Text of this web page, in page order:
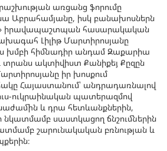
առցանց ֆորումը
Աբրահամյանը, իսկ բանախոսներն
իրավապաշտպան հասարակական
Լիլիթ Մարտիրոսյանը
խմբի հիմնադիր անդամ Զաքարիա
տրանս ակտիվիստ Քանիքեյ Քըզըն
իր խոսքում
Հայաստանում՝ անդրադառնալով
ուկրաինական պատերազմով
և դրա հետևանքներին,
սաստկացող ճնշումներին
շարունակական բռնության և